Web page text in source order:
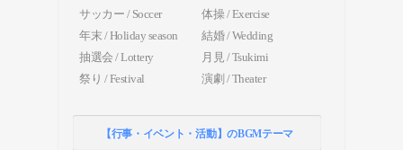
サッカー / Soccer
体操 / Exercise
年末 / Holiday season
結婚 / Wedding
抽選会 / Lottery
月見 / Tsukimi
祭り / Festival
演劇 / Theater
【行事・イベント・活動】のBGMテーマ